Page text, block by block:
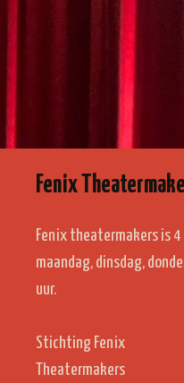
Fenix
Fenix theatermakers is
maandag, dinsdag,
uur.
Stichting Fenix
Theatermakers